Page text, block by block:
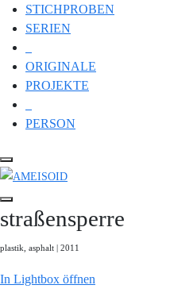
STICHPROBEN
SERIEN
ORIGINALE
PROJEKTE
PERSON
straßensperre
plastik, asphalt | 2011
In Lightbox öffnen